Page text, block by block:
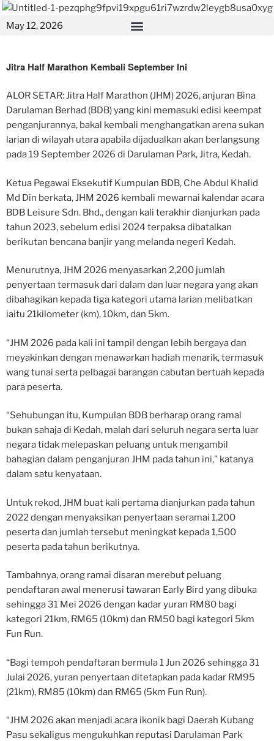
May 12, 2026
Jitra Half Marathon Kembali September Ini
ALOR SETAR: Jitra Half Marathon (JHM) 2026, anjuran Bina
Darulaman Berhad (BDB) yang kini memasuki edisi keempat
penganjurannya, bakal kembali menghangatkan arena sukan
larian di wilayah utara apabila dijadualkan akan berlangsung
pada 19 September 2026 di Darulaman Park, Jitra, Kedah.
Ketua Pegawai Eksekutif Kumpulan BDB, Che Abdul Khalid
Md Din berkata, JHM 2026 kembali mewarnai kalendar acara
BDB Leisure Sdn. Bhd., dengan kali terakhir dianjurkan pada
tahun 2023, sebelum edisi 2024 terpaksa dibatalkan
berikutan bencana banjir yang melanda negeri Kedah.
Menurutnya, JHM 2026 menyasarkan 2,200 jumlah
penyertaan termasuk dari dalam dan luar negara yang akan
dibahagikan kepada tiga kategori utama larian melibatkan
iaitu 21kilometer (km), 10km, dan 5km.
“JHM 2026 pada kali ini tampil dengan lebih bergaya dan
meyakinkan dengan menawarkan hadiah menarik, termasuk
wang tunai serta pelbagai barangan cabutan bertuah kepada
para peserta.
“Sehubungan itu, Kumpulan BDB berharap orang ramai
bukan sahaja di Kedah, malah dari seluruh negara serta luar
negara tidak melepaskan peluang untuk mengambil
bahagian dalam penganjuran JHM pada tahun ini,” katanya
dalam satu kenyataan.
Untuk rekod, JHM buat kali pertama dianjurkan pada tahun
2022 dengan menyaksikan penyertaan seramai 1,200
peserta dan jumlah tersebut meningkat kepada 1,500
peserta pada tahun berikutnya.
Tambahnya, orang ramai disaran merebut peluang
pendaftaran awal menerusi tawaran Early Bird yang dibuka
sehingga 31 Mei 2026 dengan kadar yuran RM80 bagi
kategori 21km, RM65 (10km) dan RM50 bagi kategori 5km
Fun Run.
“Bagi tempoh pendaftaran bermula 1 Jun 2026 sehingga 31
Julai 2026, yuran penyertaan ditetapkan pada kadar RM95
(21km), RM85 (10km) dan RM65 (5km Fun Run).
“JHM 2026 akan menjadi acara ikonik bagi Daerah Kubang
Pasu sekaligus mengukuhkan reputasi Darulaman Park